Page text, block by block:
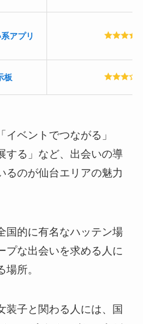
アプリ
板
イベントでつながる」
する」など、出会いの導
るのが仙台エリアの魅力
国的に有名なハッテン場
プな出会いを求める人に
所。
装子と関わる人には、国